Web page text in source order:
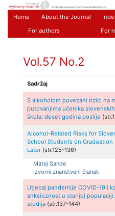
Home About the Journal
For authors
For
Vol.57 No.2
Sadržaj
S alkoholom povezani rizici na
putovanjima učenika
škola: deset godina poslije
Alcohol-Related Risks for
School Students on Graduation
Later (str.125-136)
Matej Sande
Izvorni znanstveni članak
Utjecaj pandemije COVID-19 i
anksioznost u starijoj
studija (str.137-144)